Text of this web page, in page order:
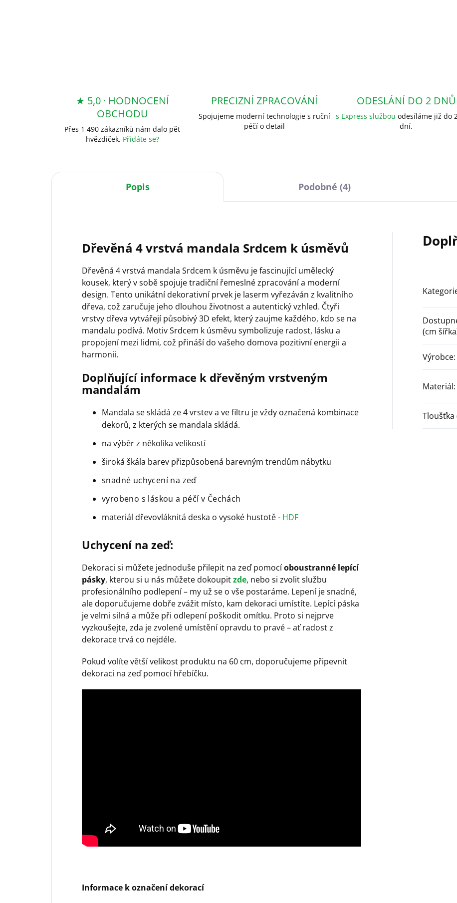
★ 5,0 · HODNOCENÍ
OBCHODU
Přes 1 490 zákazníků nám dalo pět
hvězdiček. Přidáte se?
PRECIZNÍ ZPRACOVÁNÍ
Spojujeme moderní technologie s ruční
péčí o detail
ODESLÁNÍ DO 2 DNŮ
s Express službou odesíláme již do
dní.
Popis Podobné (4)
Dřevěná 4 vrstvá mandala Srdcem k úsměvů
Dřevěná 4 vrstvá mandala Srdcem k úsměvu je fascinující umělecký
kousek, který v sobě spojuje tradiční řemeslné zpracování a moderní
design. Tento unikátní dekorativní prvek je laserm vyřezáván z kvalitního
dřeva, což zaručuje jeho dlouhou životnost a autentický vzhled. Čtyři
vrstvy dřeva vytvářejí působivý 3D efekt, který zaujme každého, kdo se na
mandalu podívá. Motiv Srdcem k úsměvu symbolizuje radost, lásku a
propojení mezi lidmi, což přináší do vašeho domova pozitivní energii a
harmonii.
Doplňující informace k dřevěným vrstveným
mandalám
Mandala se skládá ze 4 vrstev a ve filtru je vždy označená kombinace
dekorů, z kterých se mandala skládá.
na výběr z několika velikostí
široká škála barev přizpůsobená barevným trendům nábytku
snadné uchycení na zeď
vyrobeno s láskou a péčí v Čechách
materiál dřevovláknitá deska o vysoké hustotě - HDF
Uchycení na zeď:
Dekoraci si můžete jednoduše přilepit na zeď pomocíoboustranné lepící
pásky, kterou si u nás můžete dokoupitzde, nebo si zvolit službu
profesionálního podlepení – my už se o vše postaráme. Lepení je snadné,
ale doporučujeme dobře zvážit místo, kam dekoraci umístíte. Lepící páska
je velmi silná a může při odlepení poškodit omítku. Proto si nejprve
vyzkoušejte, zda je zvolené umístění opravdu to pravé – ať radost z
dekorace trvá co nejdéle.
Pokud volíte větší velikost produktu na 60 cm, doporučujeme připevnit
dekoraci na zeď pomocí hřebíčku.
Informace k označení dekorací
(cm
Výrobce:
Materiál:
Tloušťka